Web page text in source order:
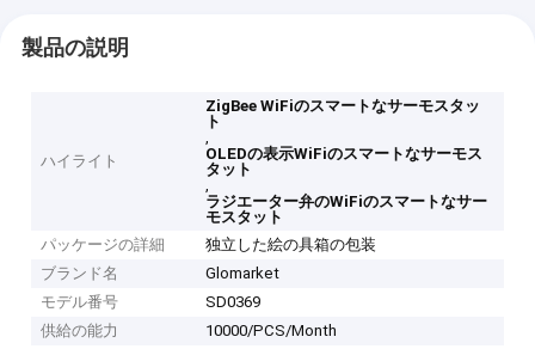
製品の説明
ハイライト
ZigBee WiFiのスマートなサーモスタッ
ト
,
OLEDの表示WiFiのスマートなサーモス
タット
,
ラジエーター弁のWiFiのスマートなサー
モスタット
パッケージの詳細
独立した絵の具箱の包装
ブランド名
Glomarket
モデル番号
SD0369
供給の能力
10000/PCS/Month